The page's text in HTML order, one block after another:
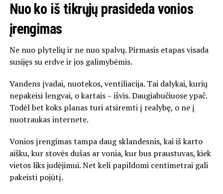
Nuo ko iš tikrųjų prasideda vonios
įrengimas
Ne nuo plytelių ir ne nuo spalvų. Pirmasis etapas visada
susijęs su erdve ir jos galimybėmis.
Vandens įvadai, nuotekos, ventiliacija. Tai dalykai, kurių
nepakeisi lengvai, o kartais – išvis. Daugiabučiuose ypač.
Todėl bet koks planas turi atsiremti į realybę, o ne į
nuotraukas internete.
Vonios įrengimas tampa daug sklandesnis, kai iš karto
aišku, kur stovės dušas ar vonia, kur bus praustuvas, kiek
vietos liks judėjimui. Net keli papildomi centimetrai gali
pakeisti pojūtį.